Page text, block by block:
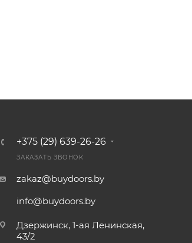
+375 (29) 639-26-26
ЗАКАЗАТЬ ЗВОНОК
zakaz@buydoors.by
info@buydoors.by
Дзержинск, 1-ая Ленинская,
43/2